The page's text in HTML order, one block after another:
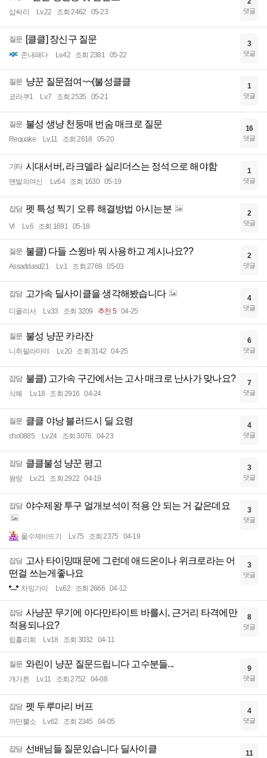
삽싸리 Lv.22 조회 2462 05-23 댓글
질문 [클클] 장신구 질문
존내패다 Lv.42 조회 2381 05-22
3
댓글
질문 냥꾼 질문점여~~(불성클클
쿄라쿠1 Lv.7 조회 2535 05-21
1
댓글
질문 불성 생냥 천둥매 번숨 매크로 질문
Requake Lv.11 조회 2618 05-20
16
댓글
기타 시대서버, 라크델라 실리더스는 정석으로 해야함
맨발의여신 Lv.64 조회 1630 05-19
1
댓글
잡담 펫 특성 찍기 오류 해결방법 아시는분
Vl Lv.6 조회 1691 05-18
2
댓글
질문 불클) 다들 스윙바 뭐 사용하고 계시나요??
Assaddasd21 Lv.1 조회 2769 05-03
2
댓글
잡담 고가속 딜사이클을 생각해봤습니다
디몰리서 Lv.33 조회 3209 추천 5 04-25
4
댓글
질문 불성 냥꾼 카라잔
니취팔라마야 Lv.20 조회 3142 04-25
6
댓글
잡담 불클) 고가속 구간에서는 고사 매크로 난사가 맞나요?
식혜 Lv.18 조회 2916 04-24
7
댓글
질문 클클 야낭 블러드시 딜 요령
cho0885 Lv.24 조회 3076 04-23
4
댓글
잡담 클클불성 냥꾼 평고
왕랑 Lv.21 조회 2922 04-19
3
댓글
잡담 야수제왕 투구 얼개보석이 적용 안 되는 거 같은데요
물수제비뜨기 Lv.75 조회 2375 04-19
3
댓글
잡담 고사 타이밍때문에 그런데 애드온이나 위크로라는 어
떤걸 쓰는게좋나요
차밍가이 Lv.62 조회 2666 04-12
3
댓글
잡담 사냥꾼 무기에 아다만타이트 바를시, 근거리 타격에만
적용되나요?
립흘리희 Lv.18 조회 3032 04-11
8
댓글
질문 와린이 냥꾼 질문드립니다 고수분들...
개가튼 Lv.11 조회 2752 04-08
9
댓글
잡담 펫 두루마리 버프
까만뿔소 Lv.62 조회 2345 04-05
4
댓글
잡담 선배님들 질문있습니다 딜사이클 11